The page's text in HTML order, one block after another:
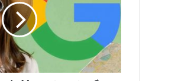
گ
ی‌
ه
ا
ی
پ